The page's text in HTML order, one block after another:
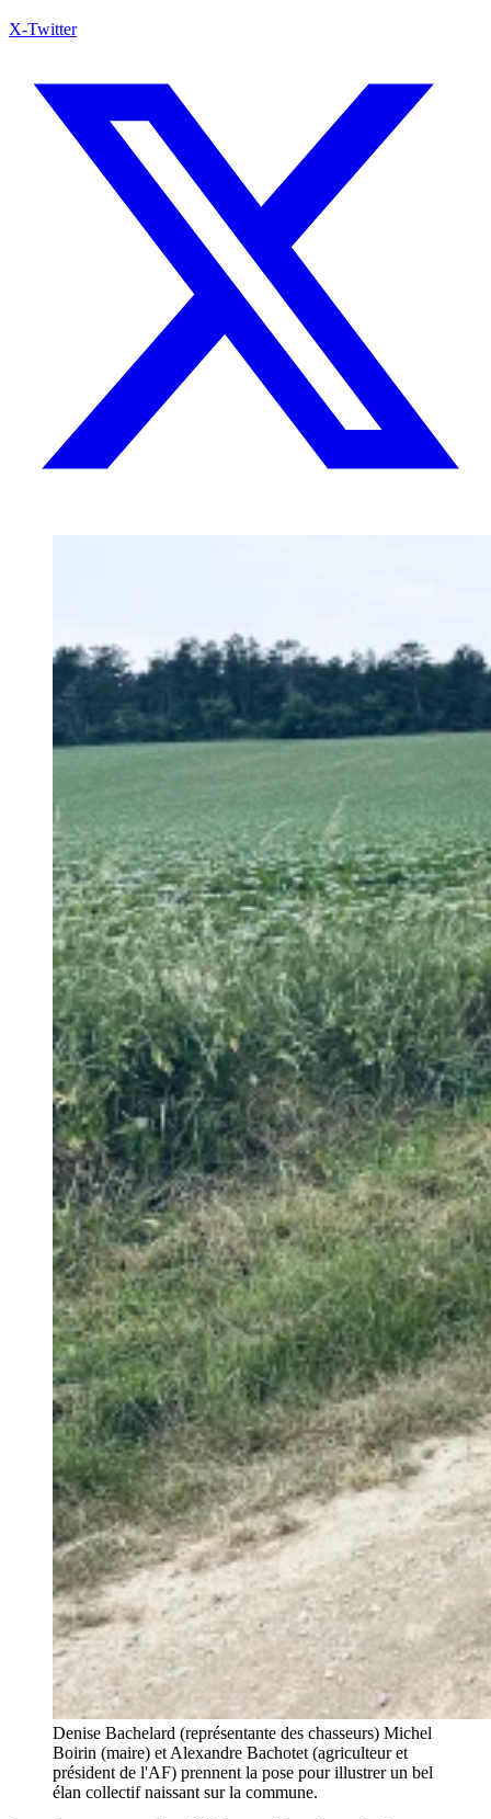
X-Twitter
Denise Bachelard (représentante des chasseurs) Michel
Boirin (maire) et Alexandre Bachotet (agriculteur et
président de l'AF) prennent la pose pour illustrer un bel
élan collectif naissant sur la commune.